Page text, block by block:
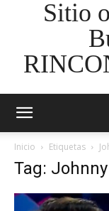
Sitio
Inicio Etiquetas
Tag: